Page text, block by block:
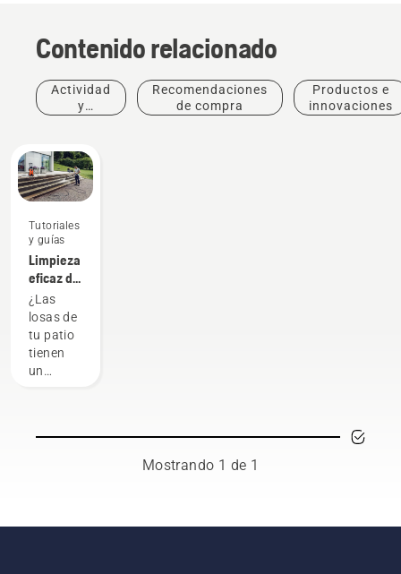
Contenido relacionado
Actividad
y
Recomendaciones
de compra
Productos e
innovaciones
Tutoriales
y guías
Limpieza
eficaz de
las losas
del patio
(5
métodos)
¿Las
losas de
tu patio
tienen
un
crecimiento
Mostrando 1 de 1